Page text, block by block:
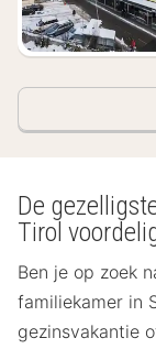
De
Tirol
Ben je op zoek
familiekamer in
gezinsvakantie